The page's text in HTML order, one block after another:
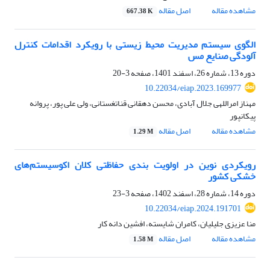
مشاهده مقاله
اصل مقاله 667.38 K
الگوی سیستم مدیریت محیط زیستی با رویکرد اقدامات کنترل
آلودگی صنایع مس
دوره 13، شماره 26، اسفند 1401، صفحه
3-20
10.22034/eiap.2023.169977
مهناز امراللهی جلال آبادی، محسن دهقانی قناتغستانی، ولی علی پور، پروانه
پیکانپور
مشاهده مقاله
اصل مقاله 1.29 M
رویکردی نوین در اولویت بندی حفاظتی کلان اکوسیستم‌های
خشکی کشور
دوره 14، شماره 28، اسفند 1402، صفحه
3-23
10.22034/eiap.2024.191701
منا عزیزی جلیلیان، کامران شایسته، افشین دانه کار
مشاهده مقاله
اصل مقاله 1.58 M